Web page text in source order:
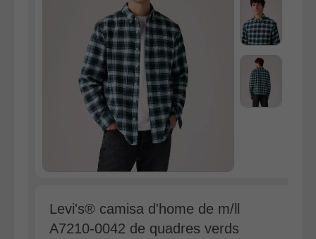
Dessuadores
Jaquetes
Accessoris
Levi's® camisa d'home de m/ll
A7210-0042 de quadres verds